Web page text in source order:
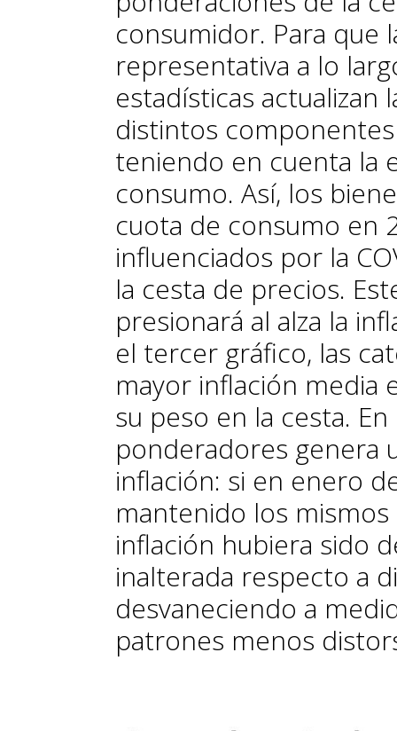
consumidor. Para que
representativa a lo
estadísticas actualizan
distintos
teniendo en cuenta la
consumo. Así, los
cuota de consumo en
influenciados por la
la cesta de precios.
presionará al alza la
el tercer gráfico, las
mayor inflación media
su peso en la cesta.
ponderadores genera
inflación: si en enero
mantenido los
inflación hubiera sido
inalterada respecto a
desvaneciendo a
patrones menos